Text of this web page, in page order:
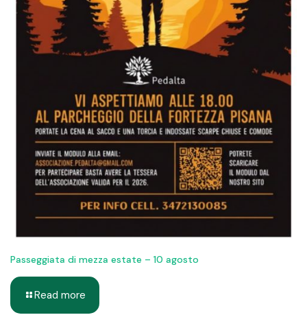
Passeggiata di mezza estate – 10 agosto
Read more